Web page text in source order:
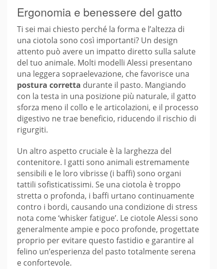
Ergonomia e benessere del gatto
Ti sei mai chiesto perché la forma e l’altezza di
una ciotola sono così importanti? Un design
attento può avere un impatto diretto sulla salute
del tuo animale. Molti modelli Alessi presentano
una leggera sopraelevazione, che favorisce una
postura corretta durante il pasto. Mangiando
con la testa in una posizione più naturale, il gatto
sforza meno il collo e le articolazioni, e il processo
digestivo ne trae beneficio, riducendo il rischio di
rigurgiti.
Un altro aspetto cruciale è la larghezza del
contenitore. I gatti sono animali estremamente
sensibili e le loro vibrisse (i baffi) sono organi
tattili sofisticatissimi. Se una ciotola è troppo
stretta o profonda, i baffi urtano continuamente
contro i bordi, causando una condizione di stress
nota come ‘whisker fatigue’. Le ciotole Alessi sono
generalmente ampie e poco profonde, progettate
proprio per evitare questo fastidio e garantire al
felino un’esperienza del pasto totalmente serena
e confortevole.